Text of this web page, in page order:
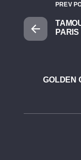
PREV
PARIS
GOLDEN